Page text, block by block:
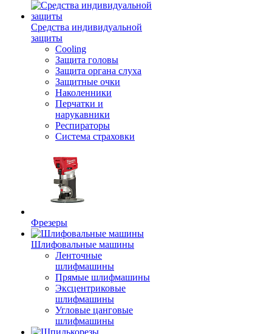
Средства индивидуальной
защиты
Cooling
Защита головы
Защита органа слуха
Защитные очки
Наколенники
Перчатки и
нарукавники
Респираторы
Система страховки
Фрезеры
Шлифовальные машины
Ленточные
шлифмашины
Прямые шлифмашины
Эксцентриковые
шлифмашины
Угловые цанговые
шлифмашины